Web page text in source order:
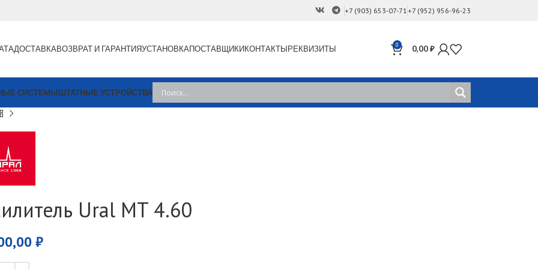
+7 (903) 653-07-71 +7 (952) 956-96-23
ДОСТАВКАВОЗВРАТ И ГАРАНТИЯУСТАНОВКАПОСТАВЩИКИКОНТАКТЫРЕКВИЗИТЫ 0 0,00₽
СИСТЕМЫШТАТНЫЕ УСТРОЙСТВА
Ural MT 4.60
₽